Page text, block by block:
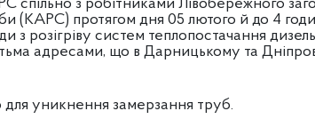
спільно з робітниками Лівобережного
(КАРС) протягом дня 05 лютого й до 4
з розігріву систем теплопостачання
адресами, що в Дарницькому та
для уникнення замерзання труб.